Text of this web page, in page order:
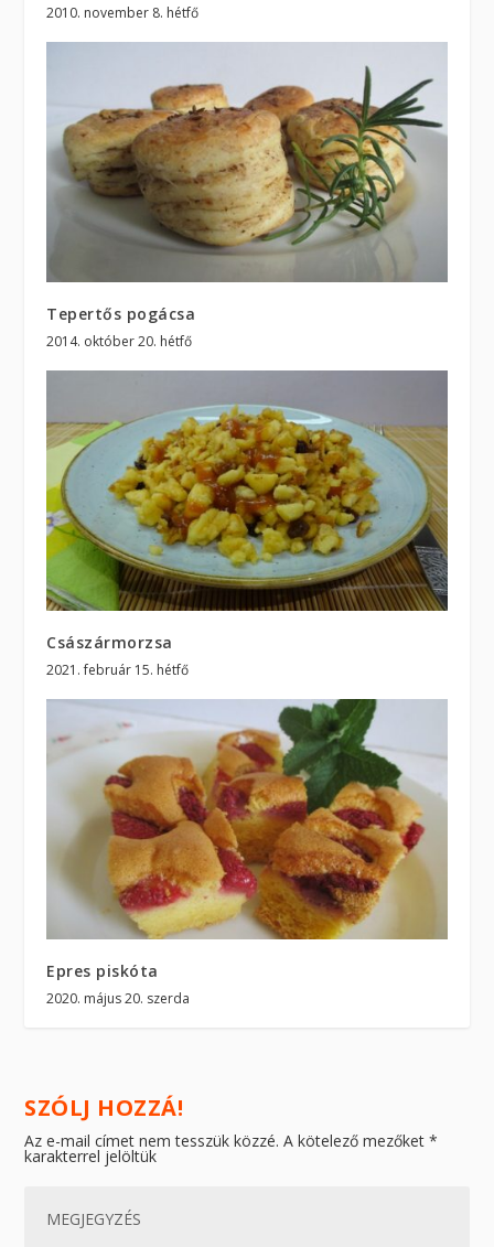
2010. november 8. hétfő
Tepertős pogácsa
2014. október 20. hétfő
Császármorzsa
2021. február 15. hétfő
Epres piskóta
2020. május 20. szerda
SZÓLJ HOZZÁ!
Az e-mail címet nem tesszük közzé. A kötelező mezőket*
karakterrel jelöltük